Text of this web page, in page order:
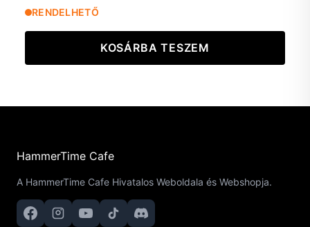
RENDELHETŐ
KOSÁRBA TESZEM
HammerTime Cafe
A HammerTime Cafe Hivatalos Weboldala és Webshopja.